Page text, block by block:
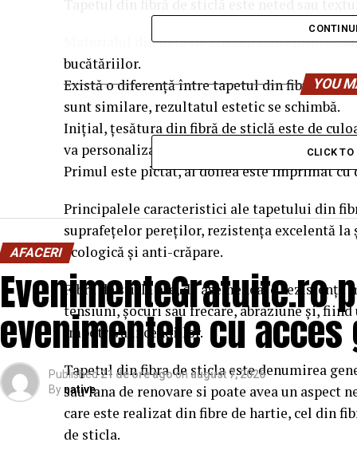
Materialul din fibră de sticlă a făcut
bucătăriilor.
Există o diferență între tapetul din fibră de
sunt similare, rezultatul estetic se schimbă.
Inițial, țesătura din fibră de sticlă este de
va personaliza țesătura; tapetul din fibră de
Primul este pictat, al doilea este imprimat cu
Principalele caracteristici ale tapetului din
suprafețelor pereților, rezistența excelentă
ecologică și anti-crăpare.
Fibra de sticlă are, de asemenea, o
tensiuni, șocuri sau frecare, abraziune și,
împotriva incendiilor.
Tapetul din fibra de sticla este denumirea
sau lana de renovare si poate avea un
care este realizat din fibre de hartie, cel din
de sticla.
YOU
CLICK
AFACERI
EvenimenteGratuite.ro
evenimentele cu
Published 21 de ore ago on august 7, 2026
By native